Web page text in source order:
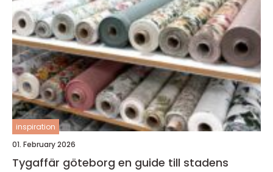
inspiration
01. February 2026
Tygaffär göteborg en guide till stadens